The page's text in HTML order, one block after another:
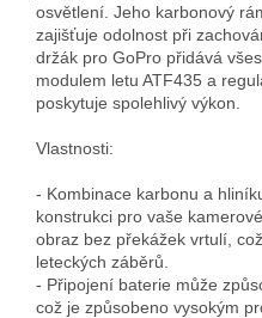
osvětlení. Jeho karbonový
zajišťuje odolnost při
držák pro GoPro přidává
modulem letu ATF435 a
poskytuje spolehlivý výkon.
Vlastnosti:
- Kombinace karbonu a
konstrukci pro vaše
obraz bez překážek vrtulí,
leteckých záběrů.
- Připojení baterie může
což je způsobeno vysokým